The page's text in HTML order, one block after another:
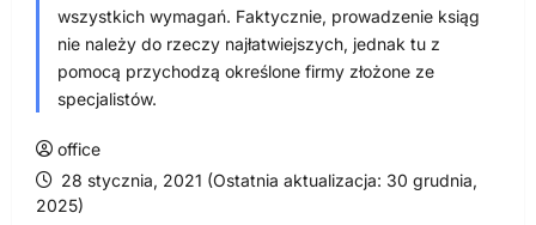
wszystkich wymagań. Faktycznie, prowadzenie ksiąg
nie należy do rzeczy najłatwiejszych, jednak tu z
pomocą przychodzą określone firmy złożone ze
specjalistów.
office
28 stycznia, 2021 (Ostatnia aktualizacja: 30 grudnia,
2025)